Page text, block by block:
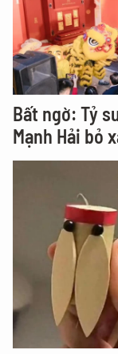
Bất ngờ: Tỷ
Mạnh Hải bỏ